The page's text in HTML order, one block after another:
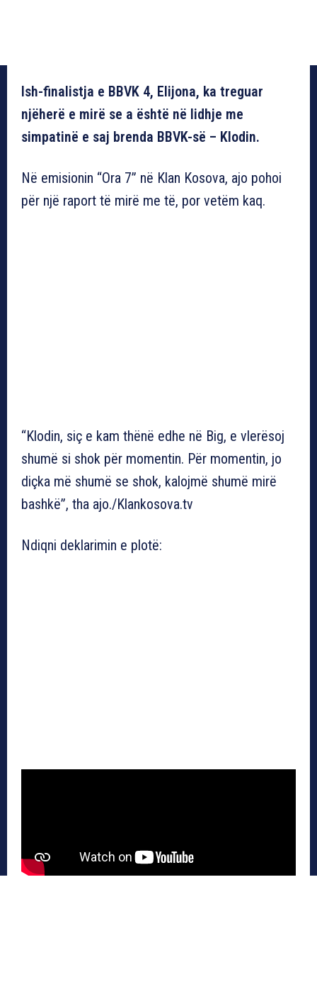
Ish-finalistja e BBVK 4, Elijona, ka treguar
njëherë e mirë se a është në lidhje me
simpatinë e saj brenda BBVK-së – Klodin.
Në emisionin “Ora 7” në Klan Kosova, ajo pohoi
për një raport të mirë me të, por vetëm kaq.
“Klodin, siç e kam thënë edhe në Big, e vlerësoj
shumë si shok për momentin. Për momentin, jo
diçka më shumë se shok, kalojmë shumë mirë
bashkë”, tha ajo./Klankosova.tv
Ndiqni deklarimin e plotë: